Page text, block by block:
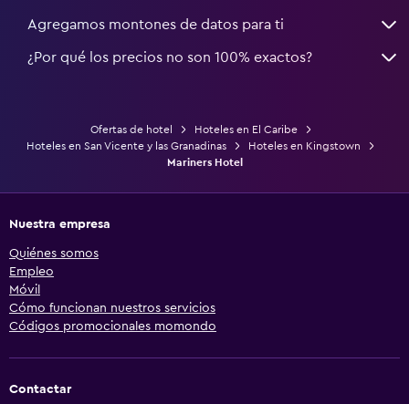
Agregamos montones de datos para ti
¿Por qué los precios no son 100% exactos?
Ofertas de hotel
Hoteles en El Caribe
Hoteles en San Vicente y las Granadinas
Hoteles en Kingstown
Mariners Hotel
Nuestra empresa
Quiénes somos
Empleo
Móvil
Cómo funcionan nuestros servicios
Códigos promocionales momondo
Contactar